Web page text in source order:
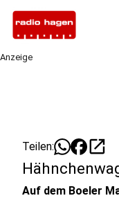
Anzeige
Teilen: open_in_new
Auf dem Boeler